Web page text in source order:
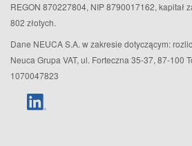
REGON 870227804, NIP 8790017162, kapitał
802 złotych.
Dane NEUCA S.A. w zakresie dotyczącym:
Neuca Grupa VAT, ul. Forteczna 35-37, 87-100
1070047823